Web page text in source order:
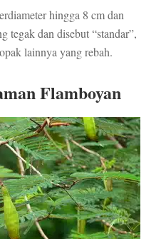
hingga 8 cm dan
tegak dan disebut “standar”,
lainnya yang rebah.
Flamboyan